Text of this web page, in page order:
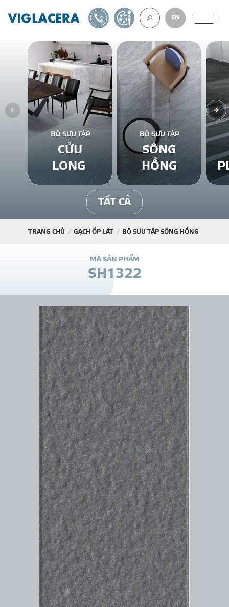
VỀ CHÚNG
GẠCH ỐP LÁT
BÊ TÔNG KHÍ
NGÓI LỢP
THƯ
TIN SỰ KIỆN
TIN CHUYÊN MÔN
LIÊN HỆ - TƯ
EN
1900561582TỰ THIẾT KẾ
BỘ SƯU TẬP
CỬU
LONG
BỘ SƯU TẬP
SÔNG
HỒNG
TẤT CẢ
TRANG CHỦ GẠCH ỐP LÁT BỘ SƯU TẬP SÔNG HỒNG
MÃ SẢN PHẨM
SH1322